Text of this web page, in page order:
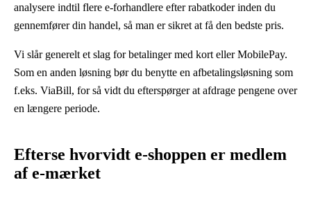
analysere indtil flere e-forhandlere efter rabatkoder inden du
gennemfører din handel, så man er sikret at få den bedste pris.
Vi slår generelt et slag for betalinger med kort eller MobilePay.
Som en anden løsning bør du benytte en afbetalingsløsning som
f.eks. ViaBill, for så vidt du efterspørger at afdrage pengene over
en længere periode.
Efterse hvorvidt e-shoppen er medlem
af e-mærket